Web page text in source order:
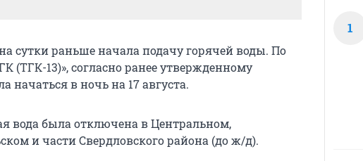
сутки раньше начала подачу горячей воды. По
(ТГК-13)», согласно ранее утвержденному
начаться в ночь на 17 августа.
вода была отключена в Центральном,
и части Свердловского района (до ж/д).
1